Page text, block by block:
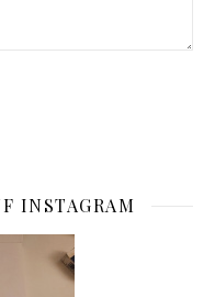
INSTAGRAM